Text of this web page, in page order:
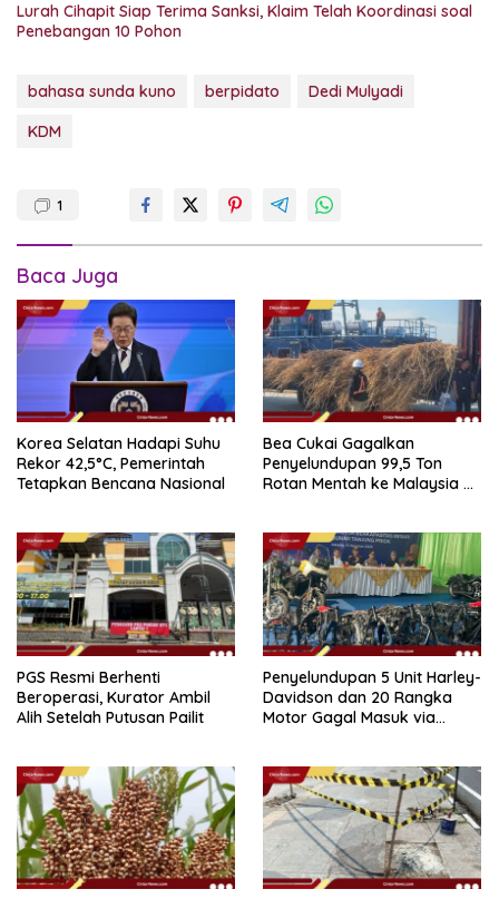
Lurah Cihapit Siap Terima Sanksi, Klaim Telah Koordinasi soal
Penebangan 10 Pohon
bahasa sunda kuno berpidato
Dedi Mulyadi
KDM
1
Baca Juga
Korea Selatan Hadapi Suhu
Rekor 42,5°C, Pemerintah
Tetapkan Bencana Nasional
Bea Cukai Gagalkan
Penyelundupan 99,5 Ton
Rotan Mentah ke Malaysia di
PGS Resmi Berhenti
Beroperasi, Kurator Ambil
Alih Setelah Putusan Pailit
Penyelundupan 5 Unit Harley-
Davidson dan 20 Rangka
Motor Gagal Masuk via